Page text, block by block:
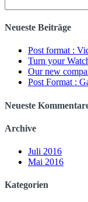
nach:
Neueste Beiträge
Post format :
Turn your
Our new
Post Format :
Neueste
Archive
Juli 2016
Mai 2016
Kategorien